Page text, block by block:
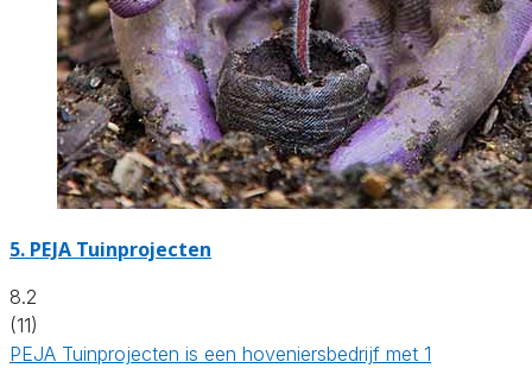
5. PEJA Tuinprojecten
8.2
(11)
PEJA Tuinprojecten is een hoveniersbedrijf met 1